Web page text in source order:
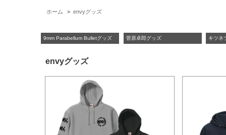
ホーム > envyグッズ
9mm Parabellum Bulletグッズ 菅原卓郎グッズ キツネ
envyグッズ